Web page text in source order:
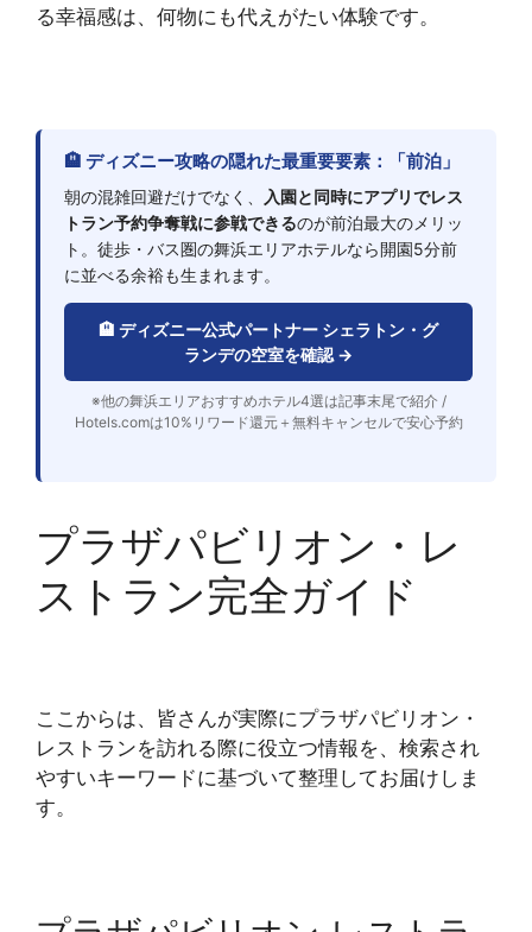
る幸福感は、何物にも代えがたい体験です。
🏨 ディズニー攻略の隠れた最重要要素：「前泊」
朝の混雑回避だけでなく、
入園と同時にアプリでレス
トラン予約争奪戦に参戦できるのが前泊最大のメリッ
ト。徒歩・バス圏の舞浜エリアホテルなら開園5分前
に並べる余裕も生まれます。
🏨 ディズニー公式パートナー シェラトン・グ
ランデの空室を確認 →
※他の舞浜エリアおすすめホテル4選は記事末尾で紹介 /
Hotels.comは10%リワード還元＋無料キャンセルで安心予約
プラザパビリオン・レ
ストラン完全ガイド
ここからは、皆さんが実際にプラザパビリオン・
レストランを訪れる際に役立つ情報を、検索され
やすいキーワードに基づいて整理してお届けしま
す。